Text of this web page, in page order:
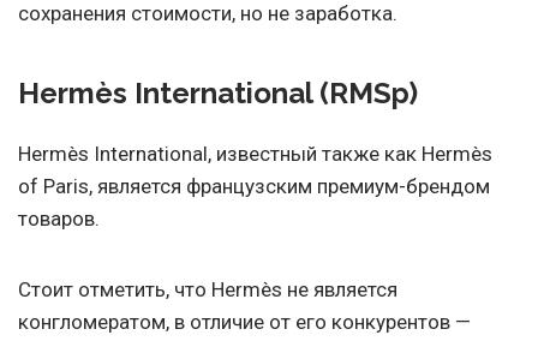
сохранения стоимости, но не заработка.
Hermès International (RMSp)
Hermès International, известный также как Hermès
of Paris, является французским премиум-брендом
товаров.
Стоит отметить, что Hermès не является
конгломератом, в отличие от его конкурентов —